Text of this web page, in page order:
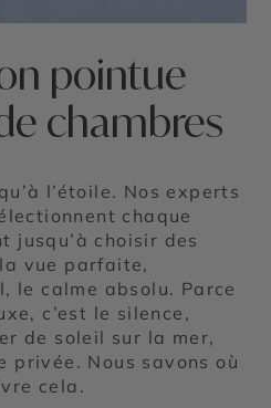
pointue
chambres
l’étoile. Nos experts
chaque
jusqu’à choisir des
vue parfaite,
le calme absolu. Parce
c’est le silence,
de soleil sur la mer,
privée. Nous savons où
cela.